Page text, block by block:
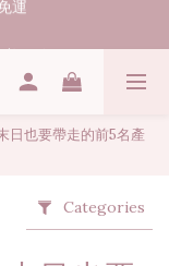
日也要帶走的前5名產
Categories